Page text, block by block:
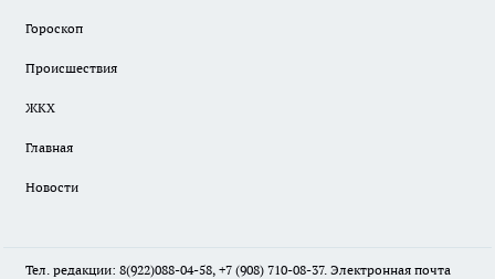
Гороскоп
Происшествия
ЖКХ
Главная
Новости
Тел. редакции: 8(922)088-04-58, +7 (908) 710-08-37. Электронная почта